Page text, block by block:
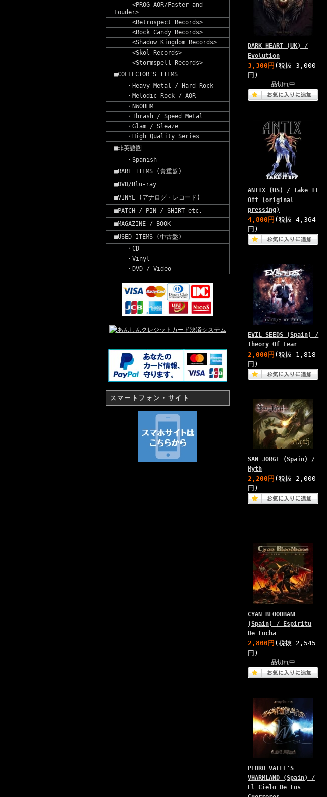
<PROG AOR/Faster and
Louder>
<Retrospect Records>
<Rock Candy Records>
<Shadow Kingdom Records>
<Skol Records>
<Stormspell Records>
■COLLECTOR'S ITEMS
・Heavy Metal / Hard Rock
・Melodic Rock / AOR
・NWOBHM
・Thrash / Speed Metal
・Glam / Sleaze
・High Quality Series
■非英語圏
・Spanish
■RARE ITEMS (貴重盤)
■DVD/Blu-ray
■VINYL (アナログ・レコード)
■PATCH / PIN / SHIRT etc.
■MAGAZINE / BOOK
■USED ITEMS (中古盤)
・CD
・Vinyl
・DVD / Video
スマートフォン・サイト
DARK HEART (UK) /
Evolution
3,300円 (税抜 3,000
円)
品切れ中
ANTIX (US) / Take It
Off (original
pressing)
4,800円 (税抜 4,364
円)
EVIL SEEDS (Spain) /
Theory Of Fear
2,000円 (税抜 1,818
円)
SAN JORGE (Spain) /
Myth
2,200円 (税抜 2,000
円)
CYAN BLOODBANE
(Spain) / Espiritu
De Lucha
2,800円 (税抜 2,545
円)
品切れ中
PEDRO VALLE'S
VHARMLAND (Spain) /
El Cielo De Los